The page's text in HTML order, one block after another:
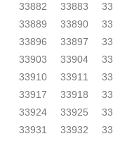
33882
33883
33889
33890
33896
33897
33903
33904
33910
33911
33917
33918
33924
33925
33931
33932